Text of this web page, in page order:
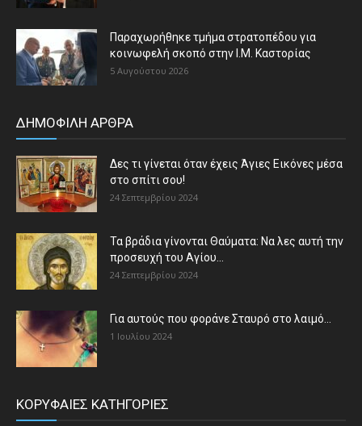
Παραχωρήθηκε τμήμα στρατοπέδου για
κοινωφελή σκοπό στην Ι.Μ. Καστορίας
5 Αυγούστου 2026
ΔΗΜΟΦΙΛΗ ΑΡΘΡΑ
Δες τι γίνεται όταν έχεις Άγιες Εικόνες μέσα
στο σπίτι σου!
24 Σεπτεμβρίου 2024
Τα βράδια γίνονται Θαύματα: Να λες αυτή την
προσευχή του Αγίου...
24 Σεπτεμβρίου 2024
Για αυτούς που φοράνε Σταυρό στο λαιμό…
1 Ιουλίου 2024
ΚΟΡΥΦΑΙΕΣ ΚΑΤΗΓΟΡΙΕΣ